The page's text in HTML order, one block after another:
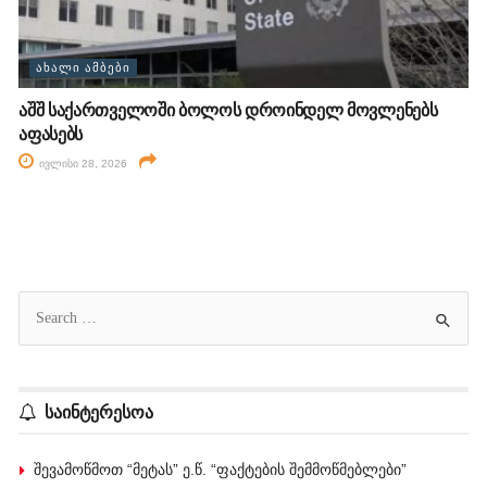
ᲐᲮᲐᲚᲘ ᲐᲛᲑᲔᲑᲘ
აშშ საქართველოში ბოლოს დროინდელ მოვლენებს
აფასებს
ივლისი 28, 2026
საინტერესოა
შევამოწმოთ “მეტას” ე.წ. “ფაქტების შემმოწმებლები”